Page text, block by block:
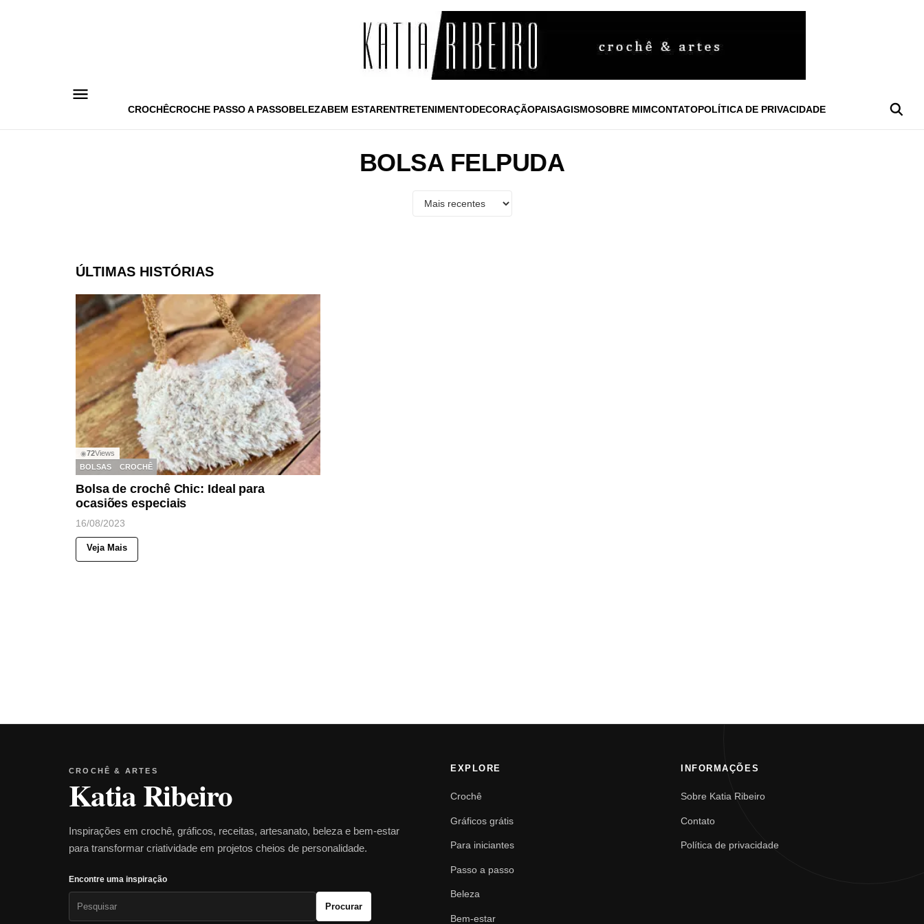
CROCHÊCROCHE PASSO A PASSOBELEZABEM ESTARENTRETENIMENTODECORAÇÃOPAISAGISMOSOBRE MIMCONTATOPOLÍTICA DE PRIVACIDADE
BOLSA FELPUDA
ÚLTIMAS HISTÓRIAS
◉72Views
BOLSAS
CROCHÊ
Bolsa de crochê Chic: Ideal para
ocasiões especiais
16/08/2023
Veja Mais
CROCHÊ & ARTES
Katia Ribeiro
Inspirações em crochê, gráficos, receitas, artesanato, beleza e bem-estar
para transformar criatividade em projetos cheios de personalidade.
Encontre uma inspiração
Procurar
EXPLORE
Crochê
Gráficos grátis
Para iniciantes
Passo a passo
Beleza
Bem-estar
INFORMAÇÕES
Sobre Katia Ribeiro
Contato
Política de privacidade